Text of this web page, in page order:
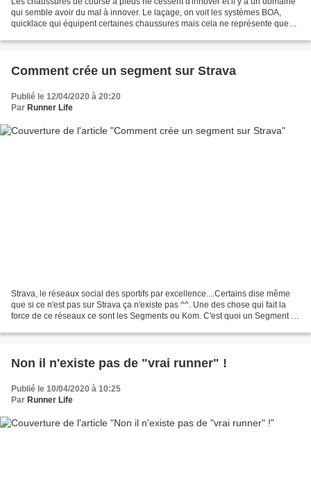
qui semble avoir du mal à innover. Le laçage, on voit les systèmes BOA,
quicklace qui équipent certaines chaussures mais cela ne représente que
Comment crée un segment sur Strava
Publié le 12/04/2020 à 20:20
Par Runner Life
Strava, le réseaux social des sportifs par excellence....Certains dise même
que si ce n'est pas sur Strava ça n'existe pas ^^. Une des chose qui fait la
force de ce réseaux ce sont les Segments ou Kom. C'est quoi un Segment ?
Non il n'existe pas de "vrai runner" !
Publié le 10/04/2020 à 10:25
Par Runner Life